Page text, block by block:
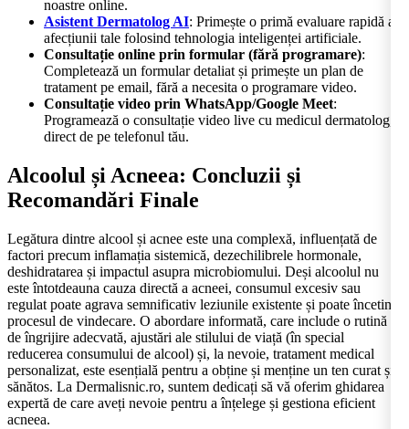
noastre online.
Asistent Dermatolog AI: Primește o primă evaluare rapidă a
afecțiunii tale folosind tehnologia inteligenței artificiale.
Consultație online prin formular (fără programare):
Completează un formular detaliat și primește un plan de
tratament pe email, fără a necesita o programare video.
Consultație video prin WhatsApp/Google Meet:
Programează o consultație video live cu medicul dermatolog,
direct de pe telefonul tău.
Alcoolul și Acneea: Concluzii și
Recomandări Finale
Legătura dintre alcool și acnee este una complexă, influențată de
factori precum inflamația sistemică, dezechilibrele hormonale,
deshidratarea și impactul asupra microbiomului. Deși alcoolul nu
este întotdeauna cauza directă a acneei, consumul excesiv sau
regulat poate agrava semnificativ leziunile existente și poate încetini
procesul de vindecare. O abordare informată, care include o rutină
de îngrijire adecvată, ajustări ale stilului de viață (în special
reducerea consumului de alcool) și, la nevoie, tratament medical
personalizat, este esențială pentru a obține și menține un ten curat și
sănătos. La Dermalisnic.ro, suntem dedicați să vă oferim ghidarea
expertă de care aveți nevoie pentru a înțelege și gestiona eficient
acneea.